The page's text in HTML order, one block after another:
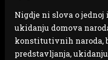
Nigdje ni slova o
ukidanju domova
konstitutivnih naroda,
predstavljanja,